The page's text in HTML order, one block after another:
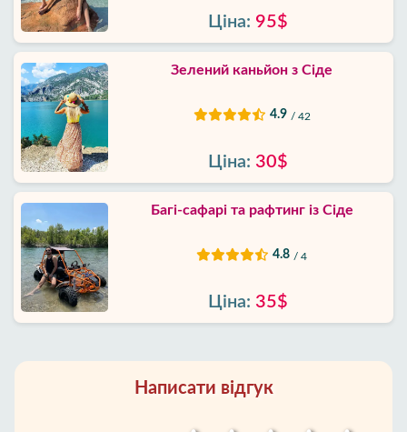
Ціна: 95$
Зелений каньйон з Сіде
4.9 / 42
Ціна: 30$
Багі-сафарі та рафтинг із Сіде
4.8 / 4
Ціна: 35$
Написати відгук